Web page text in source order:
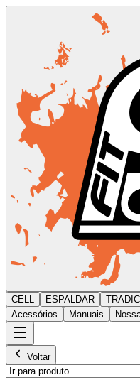
CELL ESPALDAR
Acessórios
Manuais
Voltar